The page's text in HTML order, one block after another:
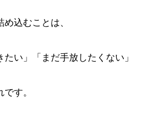
込むことは、
たい」「まだ手放したくない」
す。